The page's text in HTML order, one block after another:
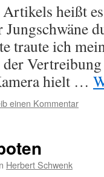
heißt
traute ich
hielt …
einen Kommentar
Herbert Schwenk